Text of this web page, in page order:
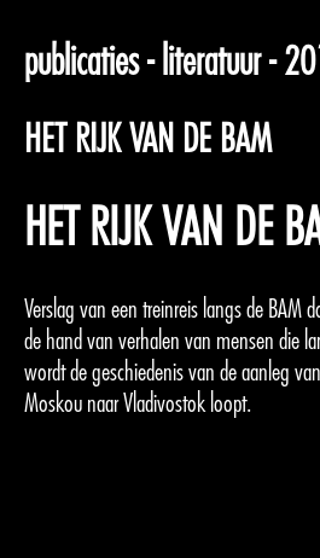
publicaties - literatuur -
HET RIJK VAN DE BAM
HET RIJK VAN DE
Verslag van een treinreis langs de BAM
de hand van verhalen van mensen die
wordt de geschiedenis van de aanleg
Moskou naar Vladivostok loopt.